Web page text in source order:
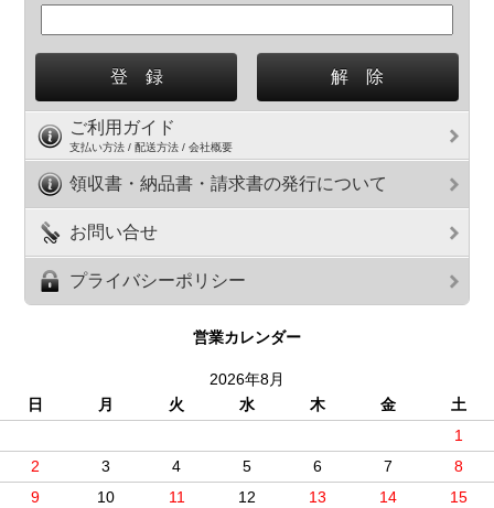
ご利用ガイド
支払い方法 / 配送方法 / 会社概要
領収書・納品書・請求書の発行について
お問い合せ
プライバシーポリシー
営業カレンダー
2026年8月
日
月 火 水 木 金
土
1
2
3 4 5 6 7
8
9
10 11 12 13 14
15